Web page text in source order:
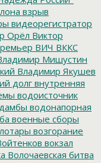
взрыв
видеорегистратор
Орёл Виктор
ВИЧ ВККС
Мишустин
Владимир Якушев
долг внутренняя
водоисточник
водонапорная
военные сборы
возгорание
вокзал
Волочаевская битва